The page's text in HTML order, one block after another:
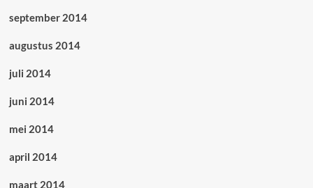
september 2014
augustus 2014
juli 2014
juni 2014
mei 2014
april 2014
maart 2014